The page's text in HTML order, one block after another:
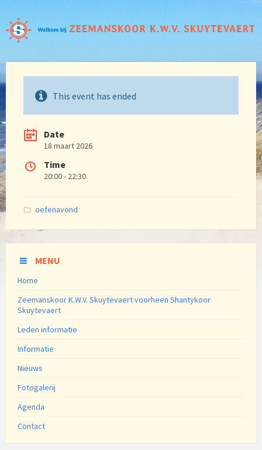
This event has ended
Date
18 maart 2026
Time
20:00 - 22:30
Categories:
oefenavond
MENU
Home
Zeemanskoor K.W.V. Skuytevaert voorheen Shantykoor
Skuytevaert
Leden informatie
Informatie
Nieuws
Fotogalerij
Agenda
Contact